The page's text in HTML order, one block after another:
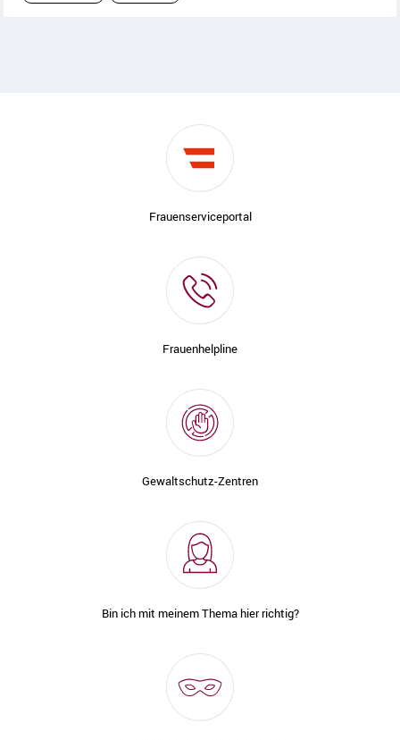
Frauenserviceportal
Frauenhelpline
Gewaltschutz-Zentren
Bin ich mit meinem Thema hier richtig?